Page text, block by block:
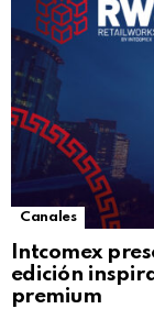
Canales
Intcomex
edición
premium